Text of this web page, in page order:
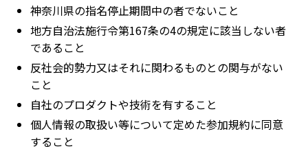
神奈川県の指名停止期間中の者でないこと
地方自治法施行令第167条の4の規定に該当しない者
であること
反社会的勢力又はそれに関わるものとの関与がない
こと
自社のプロダクトや技術を有すること
個人情報の取扱い等について定めた参加規約に同意
すること